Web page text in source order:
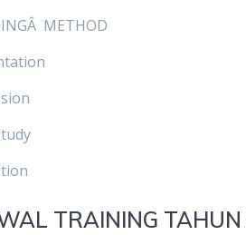
METHOD
TRAINING